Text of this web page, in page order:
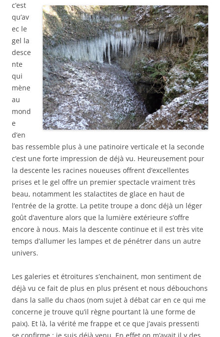
c’est
qu’av
ec le
gel la
desce
nte
qui
mène
au
mond
e
d’en
bas ressemble plus à une patinoire verticale et la seconde
c’est une forte impression de déjà vu. Heureusement pour
la descente les racines noueuses offrent d’excellentes
prises et le gel offre un premier spectacle vraiment très
beau, notamment les stalactites de glace en haut de
l’entrée de la grotte. La petite troupe a donc déjà un léger
goût d’aventure alors que la lumière extérieure s’offre
encore à nous. Mais la descente continue et il est très vite
temps d’allumer les lampes et de pénétrer dans un autre
univers.
Les galeries et étroitures s’enchainent, mon sentiment de
déjà vu ce fait de plus en plus présent et nous débouchons
dans la salle du chaos (nom sujet à débat car en ce qui me
concerne je trouve qu’il règne pourtant là une forme de
paix). Et là, la vérité me frappe et ce que j’avais pressenti